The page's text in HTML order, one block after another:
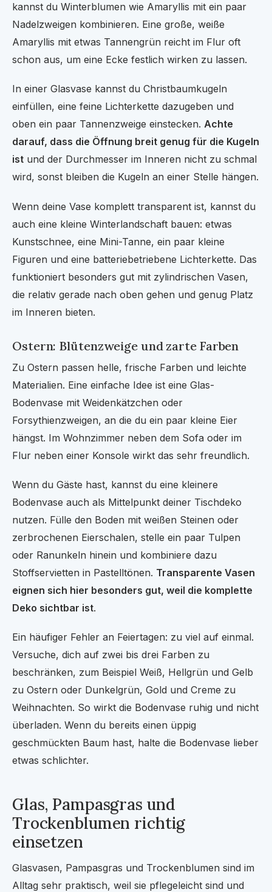
kannst du Winterblumen wie Amaryllis mit ein paar
Nadelzweigen kombinieren. Eine große, weiße
Amaryllis mit etwas Tannengrün reicht im Flur oft
schon aus, um eine Ecke festlich wirken zu lassen.
In einer Glasvase kannst du Christbaumkugeln
einfüllen, eine feine Lichterkette dazugeben und
oben ein paar Tannenzweige einstecken. Achte
darauf, dass die Öffnung breit genug für die Kugeln
ist und der Durchmesser im Inneren nicht zu schmal
wird, sonst bleiben die Kugeln an einer Stelle hängen.
Wenn deine Vase komplett transparent ist, kannst du
auch eine kleine Winterlandschaft bauen: etwas
Kunstschnee, eine Mini-Tanne, ein paar kleine
Figuren und eine batteriebetriebene Lichterkette. Das
funktioniert besonders gut mit zylindrischen Vasen,
die relativ gerade nach oben gehen und genug Platz
im Inneren bieten.
Ostern: Blütenzweige und zarte Farben
Zu Ostern passen helle, frische Farben und leichte
Materialien. Eine einfache Idee ist eine Glas-
Bodenvase mit Weidenkätzchen oder
Forsythienzweigen, an die du ein paar kleine Eier
hängst. Im Wohnzimmer neben dem Sofa oder im
Flur neben einer Konsole wirkt das sehr freundlich.
Wenn du Gäste hast, kannst du eine kleinere
Bodenvase auch als Mittelpunkt deiner Tischdeko
nutzen. Fülle den Boden mit weißen Steinen oder
zerbrochenen Eierschalen, stelle ein paar Tulpen
oder Ranunkeln hinein und kombiniere dazu
Stoffservietten in Pastelltönen. Transparente Vasen
eignen sich hier besonders gut, weil die komplette
Deko sichtbar ist.
Ein häufiger Fehler an Feiertagen: zu viel auf einmal.
Versuche, dich auf zwei bis drei Farben zu
beschränken, zum Beispiel Weiß, Hellgrün und Gelb
zu Ostern oder Dunkelgrün, Gold und Creme zu
Weihnachten. So wirkt die Bodenvase ruhig und nicht
überladen. Wenn du bereits einen üppig
geschmückten Baum hast, halte die Bodenvase lieber
etwas schlichter.
Glas, Pampasgras und
Trockenblumen richtig
einsetzen
Glasvasen, Pampasgras und Trockenblumen sind im
Alltag sehr praktisch, weil sie pflegeleicht sind und